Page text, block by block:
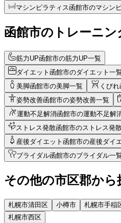
マシンピラティス函館市のマシン
函館市のトレーニ
筋力UP函館市の筋力UP一覧
ダイエット 函館市のダイエット一
美脚函館市の美脚一覧 くびれ
姿勢改善函館市の姿勢改善一覧
運動不足解消函館市の運動不足解
ストレス発散函館市のストレス発
産後ダイエット 函館市の産後ダイ
ブライダル函館市のブライダル一
その他の市区郡から
札幌市清田区 小樽市 札幌市手稲
札幌市西区